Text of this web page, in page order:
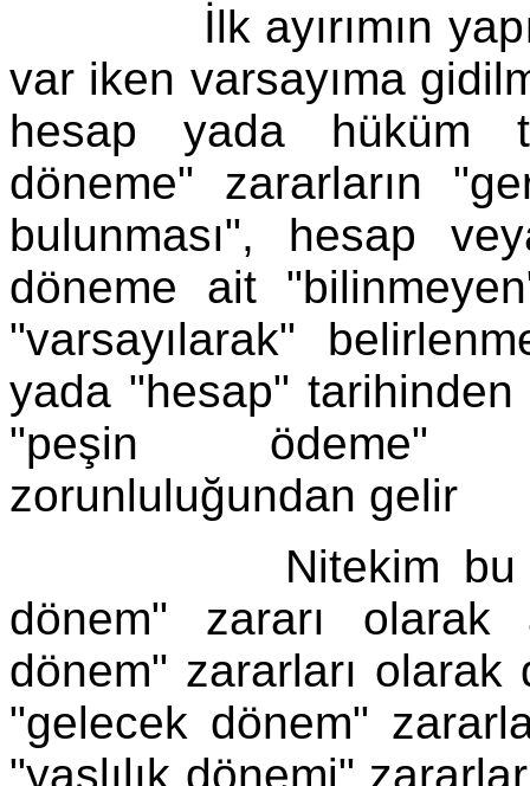
İlk ayırımın
var iken varsayıma
hesap yada hüküm
döneme" zararların
bulunması", hesap
döneme ait
"varsayılarak"
yada "hesap"
"peşin ödeme"
zorunluluğundan gelir
Nitekim bu
dönem" zararı olarak
dönem" zararları olarak
"gelecek dönem"
"yaşlılık dönemi"